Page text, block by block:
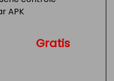
APK
Gratis